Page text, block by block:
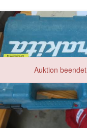
Auktion beendet